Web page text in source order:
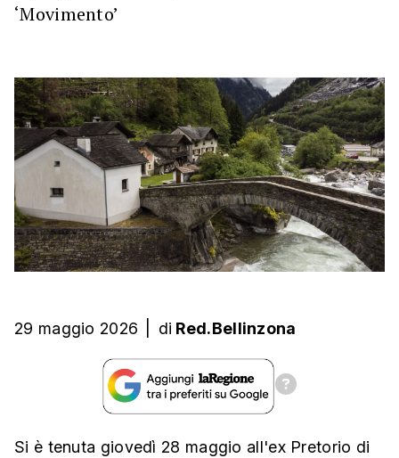
‘Movimento’
29 maggio 2026 di Red.Bellinzona
Si è tenuta giovedì 28 maggio all'ex Pretorio di